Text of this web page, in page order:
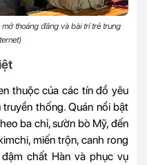
thoáng đãng và bài trí trẻ trung
thuộc của các tín đồ yêu
thống. Quán nổi bật
ba chỉ, sườn bò Mỹ, đến
miến trộn, canh rong
chất Hàn và phục vụ